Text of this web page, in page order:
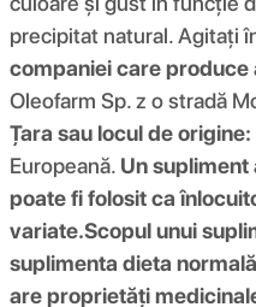
precipitat natural. Agitați
companiei care
Oleofarm Sp. z o stradă
Țara sau locul de origine:
Europeană. Un
poate fi folosit ca
variate.Scopul unui
suplimenta dieta
are proprietăți